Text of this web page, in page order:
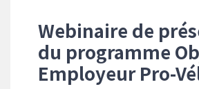
d'Ariane
Webinaire de
du programme
Employeur Pro-